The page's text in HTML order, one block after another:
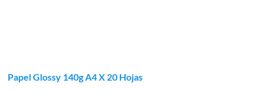
Papel Glossy 140g A4 X 20 Hojas